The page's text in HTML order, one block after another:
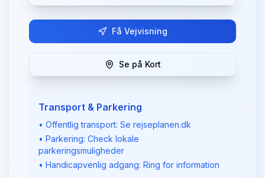
Få Vejvisning
Se på Kort
Transport & Parkering
• Offentlig transport: Se rejseplanen.dk
• Parkering: Check lokale
parkeringsmuligheder
• Handicapvenlig adgang: Ring for information